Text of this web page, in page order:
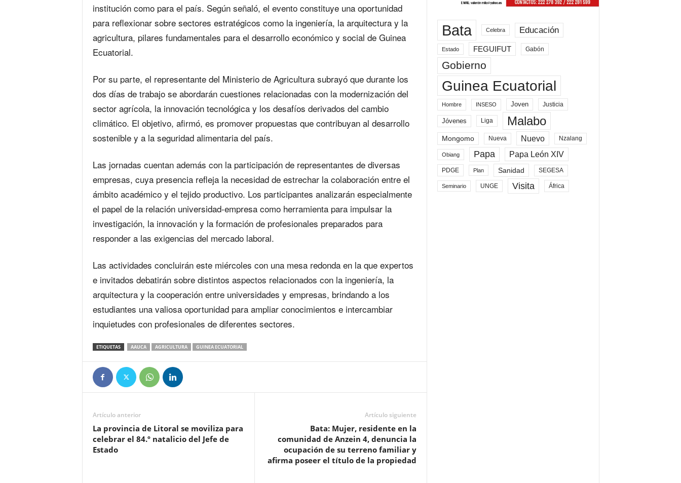
institución como para el país. Según señaló, el evento constituye una oportunidad
para reflexionar sobre sectores estratégicos como la ingeniería, la arquitectura y la
agricultura, pilares fundamentales para el desarrollo económico y social de Guinea
Ecuatorial.
Por su parte, el representante del Ministerio de Agricultura subrayó que durante los
dos días de trabajo se abordarán cuestiones relacionadas con la modernización del
sector agrícola, la innovación tecnológica y los desafíos derivados del cambio
climático. El objetivo, afirmó, es promover propuestas que contribuyan al desarrollo
sostenible y a la seguridad alimentaria del país.
Las jornadas cuentan además con la participación de representantes de diversas
empresas, cuya presencia refleja la necesidad de estrechar la colaboración entre el
ámbito académico y el tejido productivo. Los participantes analizarán especialmente
el papel de la relación universidad-empresa como herramienta para impulsar la
investigación, la innovación y la formación de profesionales preparados para
responder a las exigencias del mercado laboral.
Las actividades concluirán este miércoles con una mesa redonda en la que expertos
e invitados debatirán sobre distintos aspectos relacionados con la ingeniería, la
arquitectura y la cooperación entre universidades y empresas, brindando a los
estudiantes una valiosa oportunidad para ampliar conocimientos e intercambiar
inquietudes con profesionales de diferentes sectores.
ETIQUETAS AAUCA AGRICULTURA GUINEA ECUATORIAL
Artículo anterior
La provincia de Litoral se moviliza para
celebrar el 84.º natalicio del Jefe de
Estado
Artículo siguiente
Bata: Mujer, residente en la
comunidad de Anzein 4, denuncia la
ocupación de su terreno familiar y
afirma poseer el título de la propiedad
Bata Celebra Educación
Estado FEGUIFUT Gabón
Gobierno
Guinea Ecuatorial
Hombre INSESO Joven Justicia
Jóvenes Liga Malabo
Mongomo Nueva Nuevo Nzalang
Obiang Papa Papa León XIV
PDGE Plan Sanidad SEGESA
Seminario UNGE Visita África